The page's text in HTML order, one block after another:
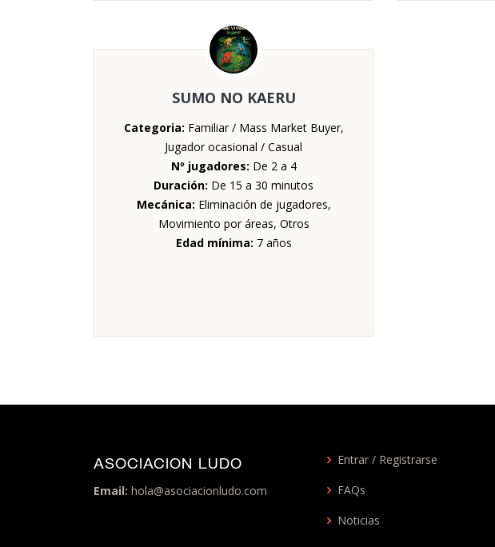
SUMO NO KAERU
Categoria: Familiar / Mass Market Buyer,
Jugador ocasional / Casual
Nº jugadores: De 2 a 4
Duración: De 15 a 30 minutos
Mecánica: Eliminación de jugadores,
Movimiento por áreas, Otros
Edad mínima: 7 años
ASOCIACION LUDO
Email: hola@asociacionludo.com
Entrar / Registrarse
FAQs
Noticias